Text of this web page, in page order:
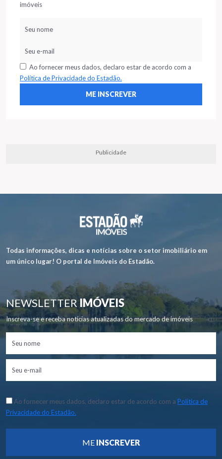
imóveis
Ao fornecer meus dados, declaro estar de acordo com a
Política de Privacidade do Estadão.
Publicidade
Todas informações, dicas e notícias sobre o setor imobiliário em
um único lugar! O portal de Imóveis do Estadão.
NEWSLETTERIMÓVEIS
Inscreva-se e receba notícias atualizadas do mercado de imóveis
Ao fornecer meus dados, declaro estar de acordo com a Política de
Privacidade do Estadão.
ME INSCREVER